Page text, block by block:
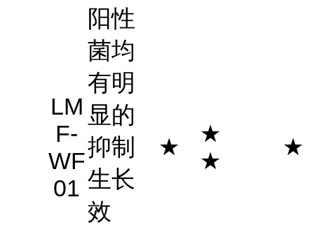
LM
F-
WF
01
阳性
菌均
有明
显的
抑制
生长
效
★
★
★
★